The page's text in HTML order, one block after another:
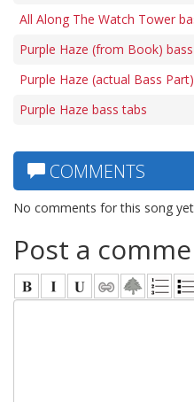
All Along The Watch Tower
Purple Haze (from Book)
Purple Haze (actual Bass
Purple Haze bass tabs
COMMENTS
No comments for this song
Post a